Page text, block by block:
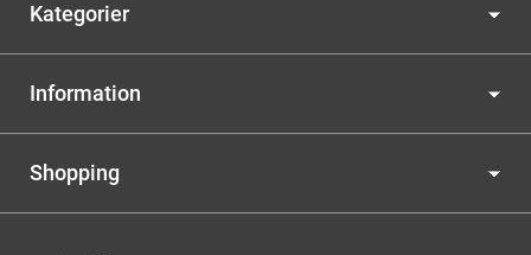
Kategorier
Information
Shopping